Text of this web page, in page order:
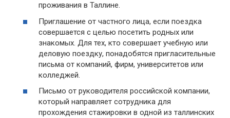
проживания в Таллине.
Приглашение от частного лица, если поездка
совершается с целью посетить родных или
знакомых. Для тех, кто совершает учебную или
деловую поездку, понадобятся пригласительные
письма от компаний, фирм, университетов или
колледжей.
Письмо от руководителя российской компании,
который направляет сотрудника для
прохождения стажировки в одной из таллинских